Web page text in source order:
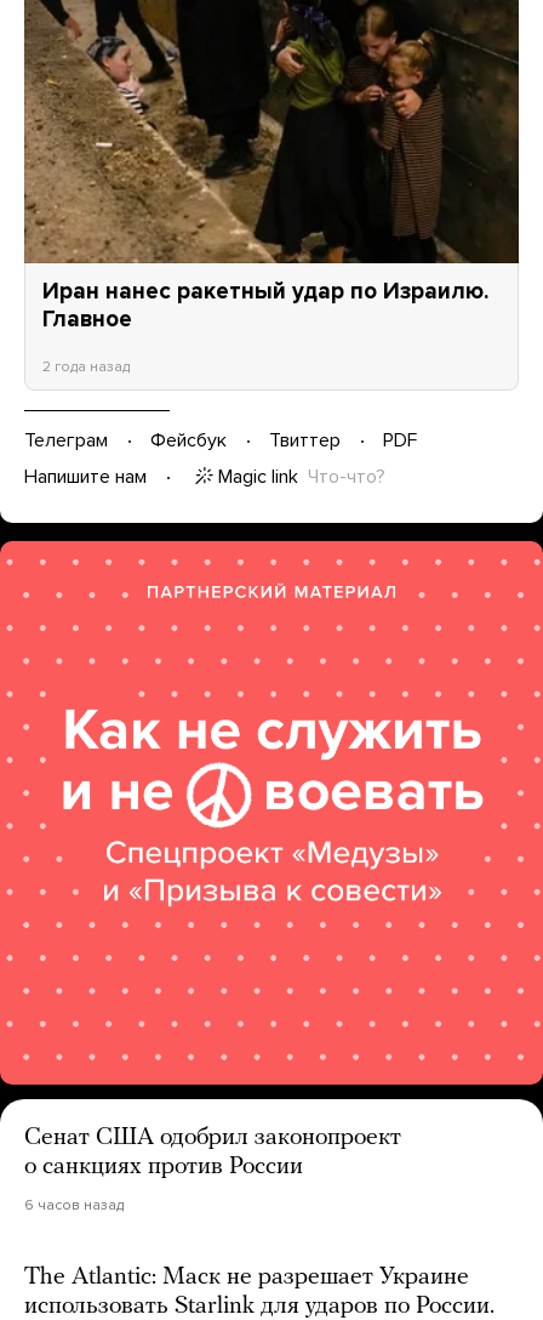
Иран нанес ракетный удар по Израилю.
Главное
2 года назад
Телеграм Фейсбук Твиттер
PDF
Напишите нам
Magic link Что-что?
Сенат США одобрил законопроект
о санкциях против России
6 часов назад
The Atlantic: Маск не разрешает Украине
использовать Starlink для ударов по России.